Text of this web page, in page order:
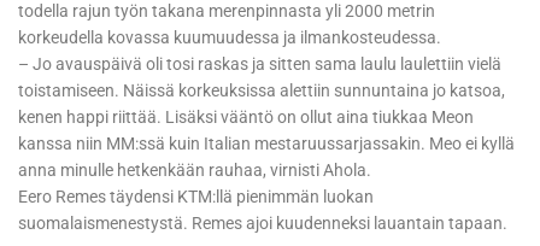
todella rajun työn takana merenpinnasta yli 2000 metrin
korkeudella kovassa kuumuudessa ja ilmankosteudessa.
– Jo avauspäivä oli tosi raskas ja sitten sama laulu laulettiin vielä
toistamiseen. Näissä korkeuksissa alettiin sunnuntaina jo katsoa,
kenen happi riittää. Lisäksi vääntö on ollut aina tiukkaa Meon
kanssa niin MM:ssä kuin Italian mestaruussarjassakin. Meo ei kyllä
anna minulle hetkenkään rauhaa, virnisti Ahola.
Eero Remes täydensi KTM:llä pienimmän luokan
suomalaismenestystä. Remes ajoi kuudenneksi lauantain tapaan.